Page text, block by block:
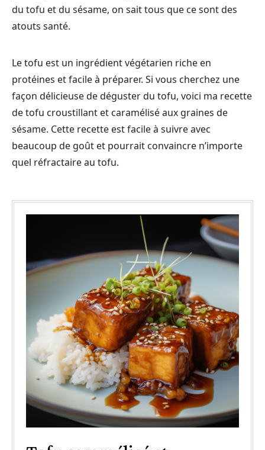
du tofu et du sésame, on sait tous que ce sont des
atouts santé.
Le tofu est un ingrédient végétarien riche en
protéines et facile à préparer. Si vous cherchez une
façon délicieuse de déguster du tofu, voici ma recette
de tofu croustillant et caramélisé aux graines de
sésame. Cette recette est facile à suivre avec
beaucoup de goût et pourrait convaincre n’importe
quel réfractaire au tofu.